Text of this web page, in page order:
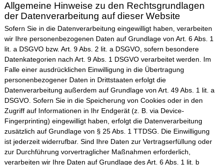
Allgemeine Hinweise zu den Rechtsgrundlagen
der Datenverarbeitung auf dieser Website
Sofern Sie in die Datenverarbeitung eingewilligt haben, verarbeiten
wir Ihre personenbezogenen Daten auf Grundlage von Art. 6 Abs. 1
lit. a DSGVO bzw. Art. 9 Abs. 2 lit. a DSGVO, sofern besondere
Datenkategorien nach Art. 9 Abs. 1 DSGVO verarbeitet werden. Im
Falle einer ausdrücklichen Einwilligung in die Übertragung
personenbezogener Daten in Drittstaaten erfolgt die
Datenverarbeitung außerdem auf Grundlage von Art. 49 Abs. 1 lit. a
DSGVO. Sofern Sie in die Speicherung von Cookies oder in den
Zugriff auf Informationen in Ihr Endgerät (z. B. via Device-
Fingerprinting) eingewilligt haben, erfolgt die Datenverarbeitung
zusätzlich auf Grundlage von § 25 Abs. 1 TTDSG. Die Einwilligung
ist jederzeit widerrufbar. Sind Ihre Daten zur Vertragserfüllung oder
zur Durchführung vorvertraglicher Maßnahmen erforderlich,
verarbeiten wir Ihre Daten auf Grundlage des Art. 6 Abs. 1 lit. b